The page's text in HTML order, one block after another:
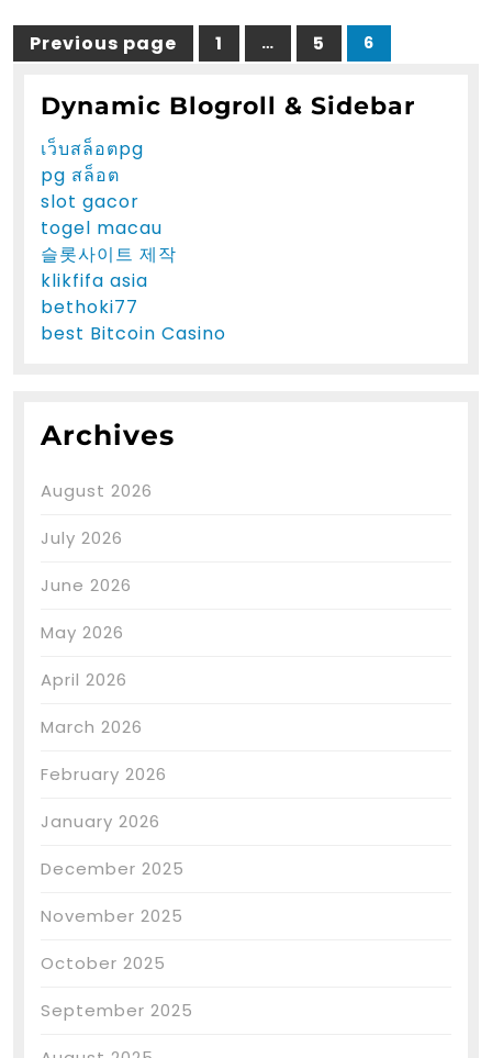
Posts
pagination
Previous page
Page
1 …
Page
5
Page
6
Dynamic Blogroll & Sidebar
เว็บสล็อตpg
pg สล็อต
slot gacor
togel macau
슬롯사이트 제작
klikfifa asia
bethoki77
best Bitcoin Casino
Archives
August 2026
July 2026
June 2026
May 2026
April 2026
March 2026
February 2026
January 2026
December 2025
November 2025
October 2025
September 2025